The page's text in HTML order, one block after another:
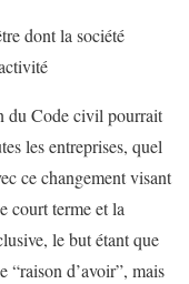
dont la société
du Code civil pourrait
les entreprises, quel
ce changement visant
court terme et la
le but étant que
“raison d’avoir”, mais